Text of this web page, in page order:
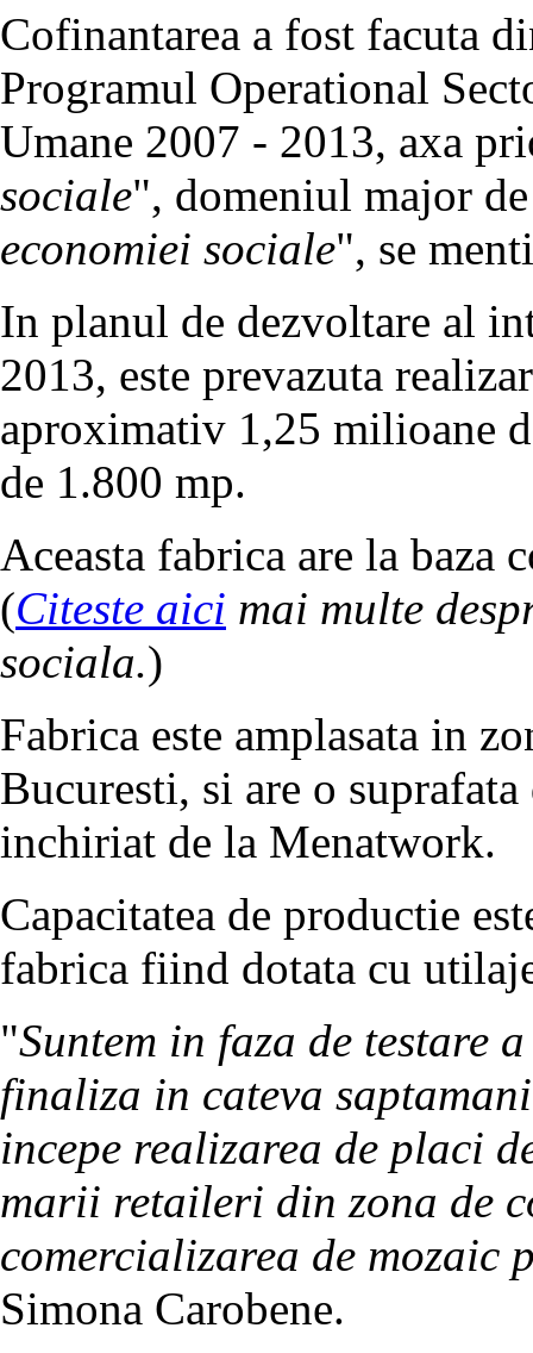
Cofinantarea a fost facuta
Programul Operational
Umane 2007 - 2013, axa
sociale", domeniul major
economiei sociale", se
In planul de dezvoltare al
2013, este prevazuta
aproximativ 1,25 milioane
de 1.800 mp.
Aceasta fabrica are la baza
(Citeste aici mai multe
sociala.)
Fabrica este amplasata in
Bucuresti, si are o
inchiriat de la Menatwork.
Capacitatea de productie
fabrica fiind dotata cu
"Suntem in faza de testare
finaliza in cateva
incepe realizarea de placi
marii retaileri din zona de
comercializarea de mozaic
Simona Carobene.